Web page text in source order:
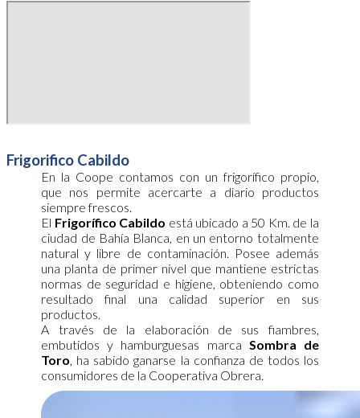
Frigorifico Cabildo
En la Coope contamos con un frigorífico propio,
que nos permite acercarte a diario productos
siempre frescos.
El Frigorífico Cabildo está ubicado a 50 Km. de la
ciudad de Bahía Blanca, en un entorno totalmente
natural y libre de contaminación. Posee además
una planta de primer nivel que mantiene estrictas
normas de seguridad e higiene, obteniendo como
resultado final una calidad superior en sus
productos.
A través de la elaboración de sus fiambres,
embutidos y hamburguesas marca Sombra de
Toro, ha sabido ganarse la confianza de todos los
consumidores de la Cooperativa Obrera.